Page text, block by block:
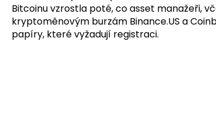
Bitcoinu vzrostla poté, co asset manažeři,
kryptoměnovým burzám Binance.US a
papíry, které vyžadují registraci.